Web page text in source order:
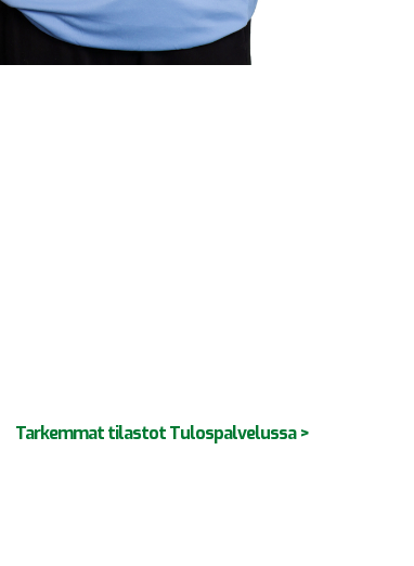
Tarkemmat tilastot Tulospalvelussa >